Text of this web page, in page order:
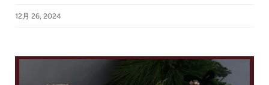
12月 26, 2024